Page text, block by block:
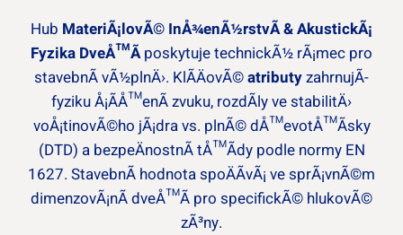
Hub MateriÃ¡lovÃ© InÅ¾enÃ½rstvÃ­ & AkustickÃ¡
Fyzika DveÅ™Ã­poskytuje technickÃ½ rÃ¡mec pro
stavebnÃ­ vÃ½plnÄ›. KlÃ­ÄovÃ©atributyzahrnujÃ­
fyziku Å¡Ã­Å™enÃ­ zvuku, rozdÃ­ly ve stabilitÄ›
voÅ¡tinovÃ©ho jÃ¡dra vs. plnÃ© dÅ™evotÅ™Ã­sky
(DTD) a bezpeÄnostnÃ­ tÅ™Ã­dy podle normy EN
1627. StavebnÃ­ hodnota spoÄÃ­vÃ¡ ve sprÃ¡vnÃ©m
dimenzovÃ¡nÃ­ dveÅ™Ã­ pro specifickÃ© hlukovÃ©
zÃ³ny.